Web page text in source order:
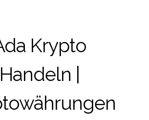
Krypto
Handeln |